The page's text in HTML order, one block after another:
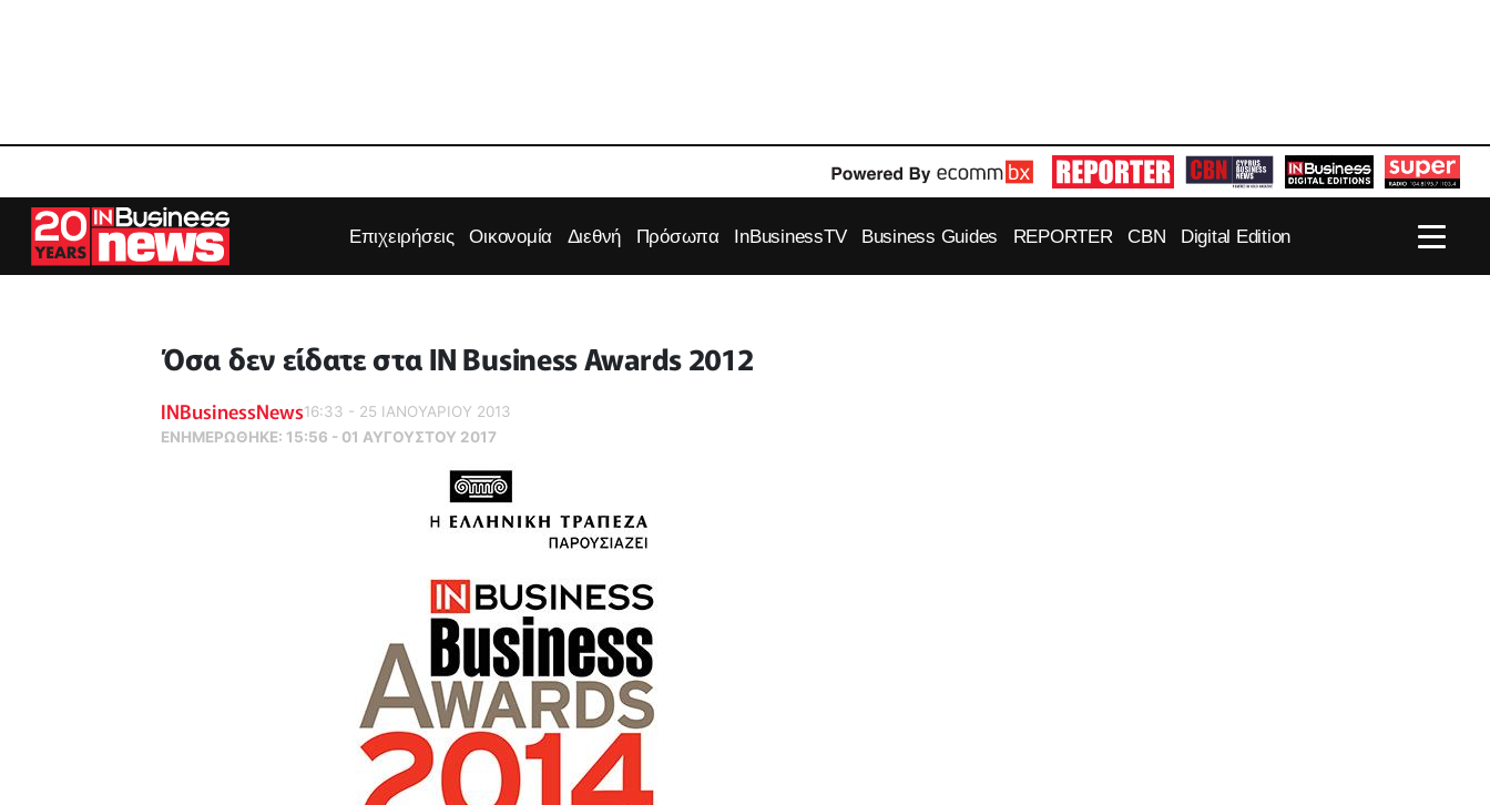
Επιχειρήσεις Οικονομία Διεθνή Πρόσωπα InBusinessTV Business Guides REPORTER CBN Digital Edition
Όσα δεν είδατε στα IN Business Awards 2012
INBusinessNews16:33 - 25 ΙΑΝΟΥΑΡΙΟΥ 2013
ΕΝΗΜΕΡΏΘΗΚΕ: 15:56 - 01 ΑΥΓΟΥΣΤΟΥ 2017